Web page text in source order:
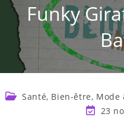
Funky
Santé, Bien-être, Mode
23